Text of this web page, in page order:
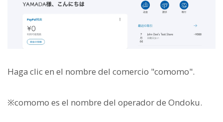
Haga clic en el nombre del comercio "comomo".
※comomo es el nombre del operador de Ondoku.